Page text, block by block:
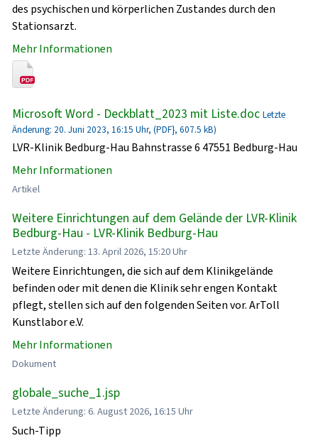
des psychischen und körperlichen Zustandes durch den
Stationsarzt.
Mehr Informationen
Microsoft Word - Deckblatt_2023 mit Liste.doc Letzte
Änderung: 20. Juni 2023, 16:15 Uhr, (PDF}, 607.5 kB)
LVR-Klinik Bedburg-Hau Bahnstrasse 6 47551 Bedburg-Hau
Mehr Informationen
Artikel
Weitere Einrichtungen auf dem Gelände der LVR-Klinik
Bedburg-Hau - LVR-Klinik Bedburg-Hau
Letzte Änderung: 13. April 2026, 15:20 Uhr
Weitere Einrichtungen, die sich auf dem Klinikgelände
befinden oder mit denen die Klinik sehr engen Kontakt
pflegt, stellen sich auf den folgenden Seiten vor. ArToll
Kunstlabor e.V.
Mehr Informationen
Dokument
globale_suche_1.jsp
Letzte Änderung: 6. August 2026, 16:15 Uhr
Such-Tipp